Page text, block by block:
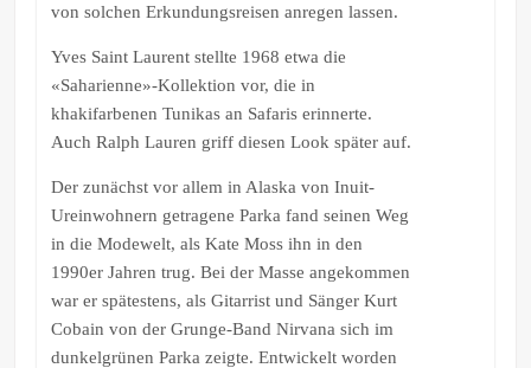
von solchen Erkundungsreisen anregen lassen.
Yves Saint Laurent stellte 1968 etwa die
«Saharienne»-Kollektion vor, die in
khakifarbenen Tunikas an Safaris erinnerte.
Auch Ralph Lauren griff diesen Look später auf.
Der zunächst vor allem in Alaska von Inuit-
Ureinwohnern getragene Parka fand seinen Weg
in die Modewelt, als Kate Moss ihn in den
1990er Jahren trug. Bei der Masse angekommen
war er spätestens, als Gitarrist und Sänger Kurt
Cobain von der Grunge-Band Nirvana sich im
dunkelgrünen Parka zeigte. Entwickelt worden